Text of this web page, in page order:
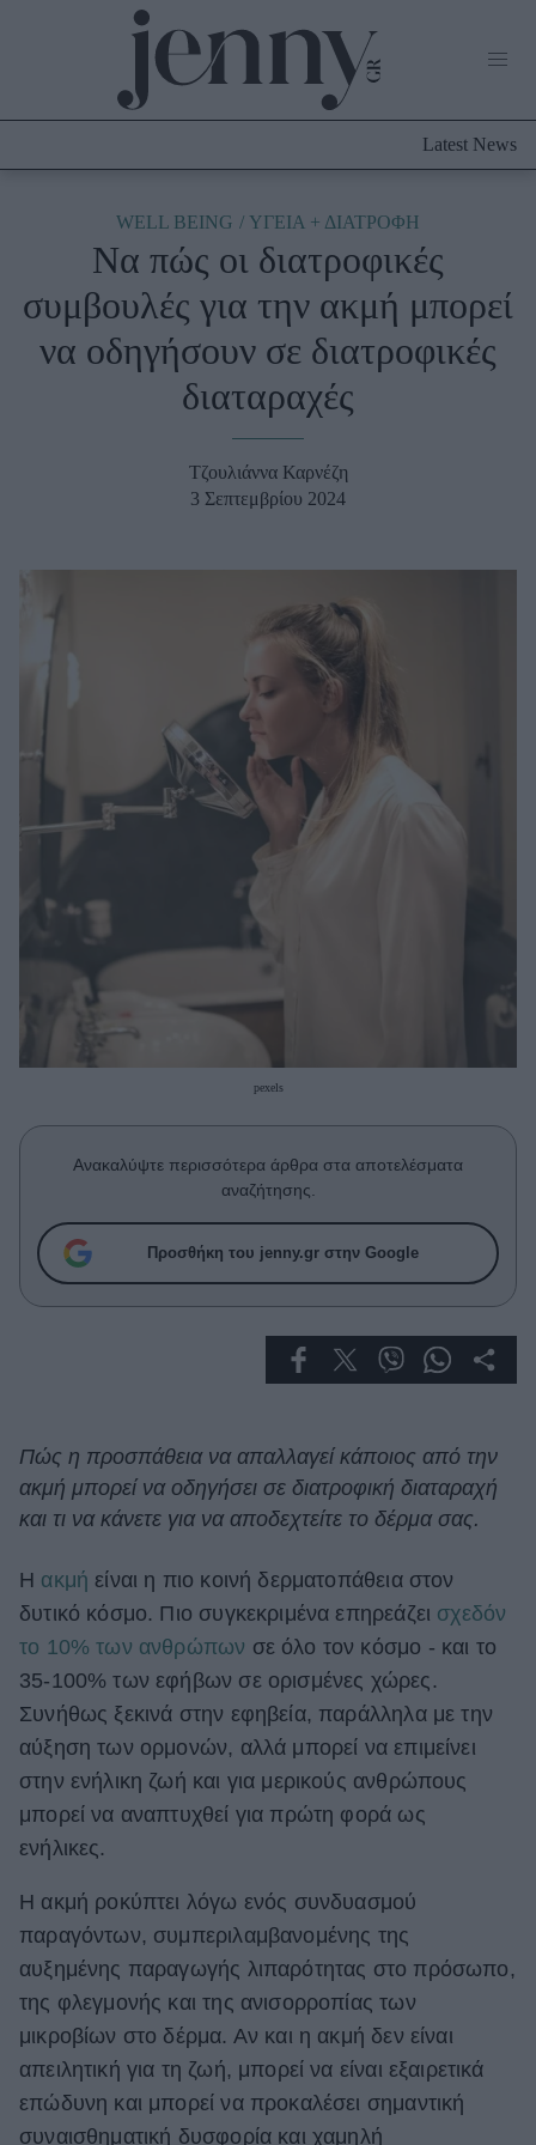
Culture
Fashion
Shopping
Styling Tips
Ψυχολογία
Σχέσεις & Σεξ
Fitness
Woman Power
Parenting
Working Girl
Real Women
Πρόσωπα
Who
True Stories
Success Stories
Ζώδια
Cooking
Green
ΒΟΞ
Χωρίς Ταμπέλες
Women's Forum
Hautes Grecians
Γάμος
Market News
Latest News
WELL BEING ΥΓΕΙΑ + ΔΙΑΤΡΟΦΗ
Να πώς οι διατροφικές
συμβουλές για την ακμή μπορεί
να οδηγήσουν σε διατροφικές
διαταραχές
Τζουλιάννα Καρνέζη
3 Σεπτεμβρίου 2024
pexels
Ανακαλύψτε περισσότερα άρθρα στα αποτελέσματα
αναζήτησης.
Προσθήκη του jenny.gr στην Google
Πώς η προσπάθεια να απαλλαγεί κάποιος από την
ακμή μπορεί να οδηγήσει σε διατροφική διαταραχή
και τι να κάνετε για να αποδεχτείτε το δέρμα σας.
Η ακμή είναι η πιο κοινή δερματοπάθεια στον
δυτικό κόσμο. Πιο συγκεκριμένα επηρεάζει σχεδόν
το 10% των ανθρώπων σε όλο τον κόσμο - και το
35-100% των εφήβων σε ορισμένες χώρες.
Συνήθως ξεκινά στην εφηβεία, παράλληλα με την
αύξηση των ορμονών, αλλά μπορεί να επιμείνει
στην ενήλικη ζωή και για μερικούς ανθρώπους
μπορεί να αναπτυχθεί για πρώτη φορά ως
ενήλικες.
Η ακμή ροκύπτει λόγω ενός συνδυασμού
παραγόντων, συμπεριλαμβανομένης της
αυξημένης παραγωγής λιπαρότητας στο πρόσωπο,
της φλεγμονής και της ανισορροπίας των
μικροβίων στο δέρμα. Αν και η ακμή δεν είναι
απειλητική για τη ζωή, μπορεί να είναι εξαιρετικά
επώδυνη και μπορεί να προκαλέσει σημαντική
συναισθηματική δυσφορία και χαμηλή